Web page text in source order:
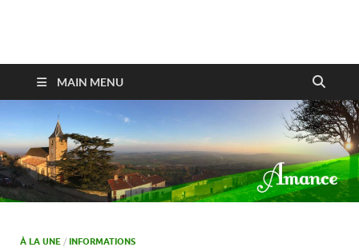
Amance
MAIN MENU
À LA UNE / INFORMATIONS